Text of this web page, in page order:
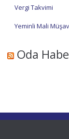
Vergi Takvimi
Yeminli Mali
Oda